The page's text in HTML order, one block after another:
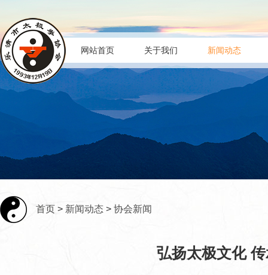
网站首页 关于我们 新闻动态
首页 > 新闻动态 > 协会新闻
弘扬太极文化